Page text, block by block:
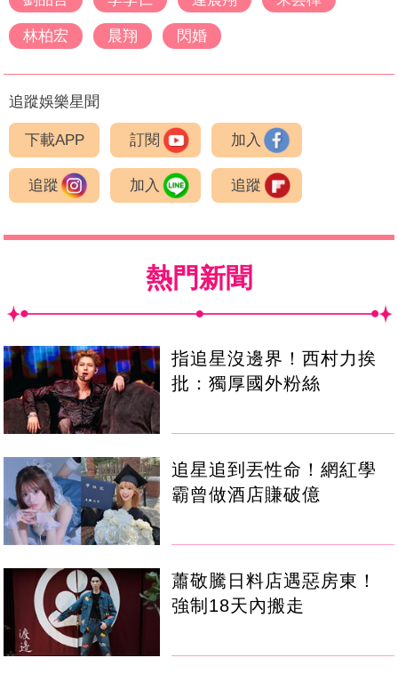
林柏宏 晨翔 閃婚
追蹤娛樂星聞
下載APP 訂閱 加入
追蹤 加入 追蹤
熱門新聞
指追星沒邊界！西村力挨
批：獨厚國外粉絲
追星追到丟性命！網紅學
霸曾做酒店賺破億
蕭敬騰日料店遇惡房東！
強制18天內搬走